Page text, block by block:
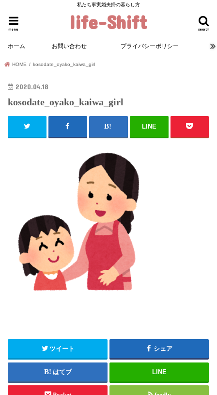
私たち事実婚夫婦の暮らし方
life-Shift search
menu
ホーム お問い合わせ プライバシーポリシー
HOME kosodate_oyako_kaiwa_girl
2020.04.18
kosodate_oyako_kaiwa_girl
LINE
ツイート シェア
はてブ LINE